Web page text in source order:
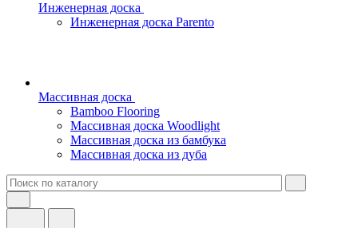
Инженерная доска
Инженерная доска Parento
Массивная доска
Bamboo Flooring
Массивная доска Woodlight
Массивная доска из бамбука
Массивная доска из дуба